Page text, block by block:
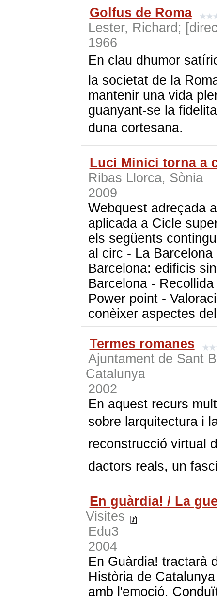
Golfus de Roma
Lester, Richard;
1966
En clau dhumor
la societat de la
mantenir una vida
guanyant-se la
duna cortesana.
Luci Minici torna a
Ribas Llorca, Sònia
2009
Webquest adreçada
aplicada a Cicle
els següents
al circ - La
Barcelona: edificis
Barcelona -
Power point -
conèixer aspectes
Termes romanes
Ajuntament de Sant
Catalunya
2002
En aquest recurs
sobre larquitectura i
reconstrucció virtual
dactors reals, un
En guàrdia! / La
Visites
Edu3
2004
En Guàrdia! tractarà
Història de
amb l'emoció.